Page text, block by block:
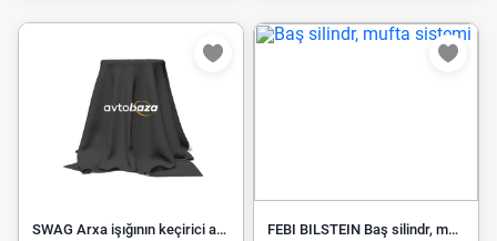
SWAG Arxa işığının keçirici açarı 10 93 6745 FEBI BILSTEIN Baş silindr, mufta sistemi 40946